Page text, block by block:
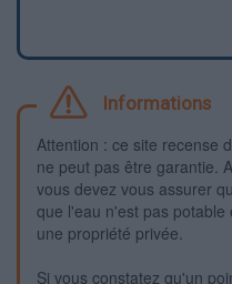
Informations
Attention : ce site recense
ne peut pas être garantie.
vous devez vous assurer
que l'eau n'est pas
une propriété privée.
Si vous constatez qu'un